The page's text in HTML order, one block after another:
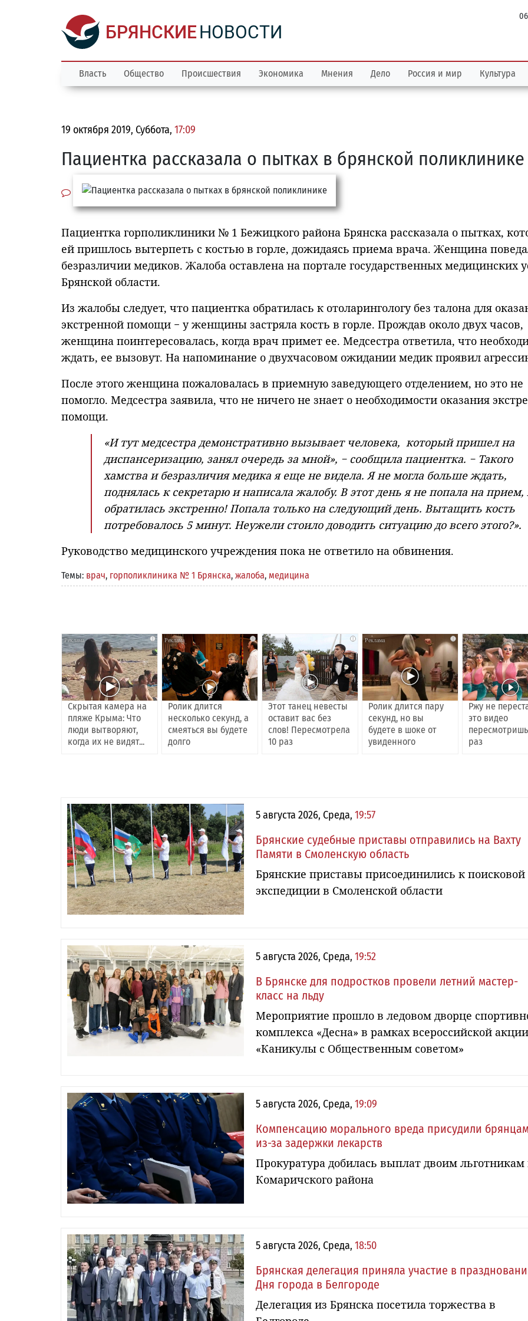
БРЯНСКИЕНОВОСТИ
Власть Общество Происшествия Экономика Мнения Дело Россия и мир Культура
19 октября 2019, Суббота, 17:09
Пациентка рассказала о пытках в брянской поликлинике
Пациентка горполиклиники № 1 Бежицкого района Брянска рассказала о пытках,
ей пришлось вытерпеть с костью в горле, дожидаясь приема врача. Женщина
безразличии медиков. Жалоба оставлена на портале государственных медицинских
Брянской области.
Из жалобы следует, что пациентка обратилась к отоларингологу без талона для
экстренной помощи − у женщины застряла кость в горле. Прождав около двух часов,
женщина поинтересовалась, когда врач примет ее. Медсестра ответила, что
ждать, ее вызовут. На напоминание о двухчасовом ожидании медик проявил
После этого женщина пожаловалась в приемную заведующего отделением, но это не
помогло. Медсестра заявила, что не ничего не знает о необходимости оказания
помощи.
«И тут медсестра демонстративно вызывает человека, который пришел на
диспансеризацию, занял очередь за мной», − сообщила пациентка. − Такого
хамства и безразличия медика я еще не видела. Я не могла больше ждать,
поднялась к секретарю и написала жалобу. В этот день я не попала на прием,
обратилась экстренно! Попала только на следующий день. Вытащить кость
потребовалось 5 минут. Неужели стоило доводить ситуацию до всего этого?».
Руководство медицинского учреждения пока не ответило на обвинения.
Темы: врач, горполиклиника № 1 Брянска, жалоба, медицина
i
Скрытая камера на
пляже Крыма: Что
люди вытворяют,
когда их не видят...
i
Ролик длится
несколько секунд, а
смеяться вы будете
долго
i
Этот танец невесты
оставит вас без
слов! Пересмотрела
10 раз
i
Ролик длится пару
секунд, но вы
будете в шоке от
увиденного
Ржу не
это видео
раз
5 августа 2026, Среда, 19:57
Брянские судебные приставы отправились на Вахту
Памяти в Смоленскую область
Брянские приставы присоединились к поисковой
экспедиции в Смоленской области
5 августа 2026, Среда, 19:52
В Брянске для подростков провели летний мастер-
класс на льду
Мероприятие прошло в ледовом дворце
комплекса «Десна» в рамках всероссийской акции
«Каникулы с Общественным советом»
5 августа 2026, Среда, 19:09
Компенсацию морального вреда присудили брянцам
из-за задержки лекарств
Прокуратура добилась выплат двоим льготникам
Комаричского района
5 августа 2026, Среда, 18:50
Брянская делегация приняла участие в
Дня города в Белгороде
Делегация из Брянска посетила торжества в